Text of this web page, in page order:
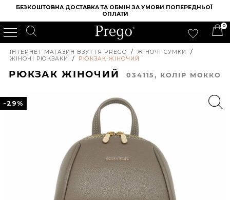
БЕЗКОШТОВНА ДОСТАВКА ТА ОБМІН ЗА УМОВИ ПОПЕРЕДНЬОЇ
ОПЛАТИ
0
ІНТЕРНЕТ МАГАЗИН ВЗУТТЯ PREGO / ЖІНОЧІ СУМКИ
/
ЖІНОЧІ РЮКЗАКИ
/ РЮКЗАК ЖІНОЧИЙ
РЮКЗАК ЖІНОЧИЙ034115, КОЛIР МОККО
-29%